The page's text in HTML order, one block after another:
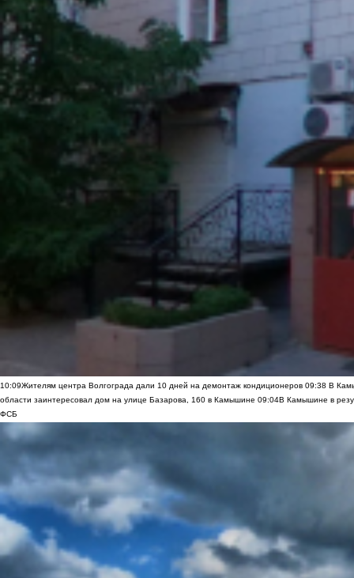
10:09Жителям центра Волгограда дали 10 дней на демонтаж кондиционеров 09:38 В
области заинтересовал дом на улице Базарова, 160 в Камышине 09:04В Камышине в
ФСБ